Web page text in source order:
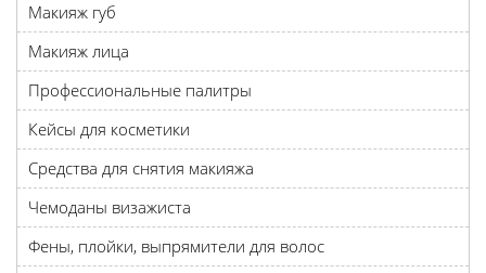
Макияж губ
Макияж лица
Профессиональные палитры
Кейсы для косметики
Средства для снятия макияжа
Чемоданы визажиста
Фены, плойки, выпрямители для волос